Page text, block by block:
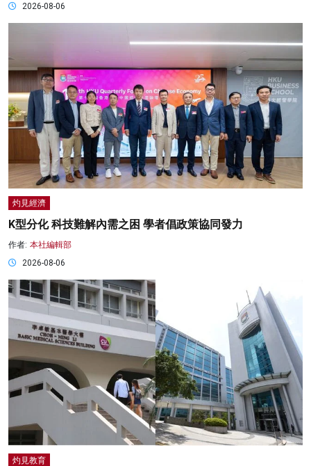
2026-08-06
灼見經濟
K型分化 科技難解內需之困 學者倡政策協同發力
作者: 本社編輯部
2026-08-06
灼見教育